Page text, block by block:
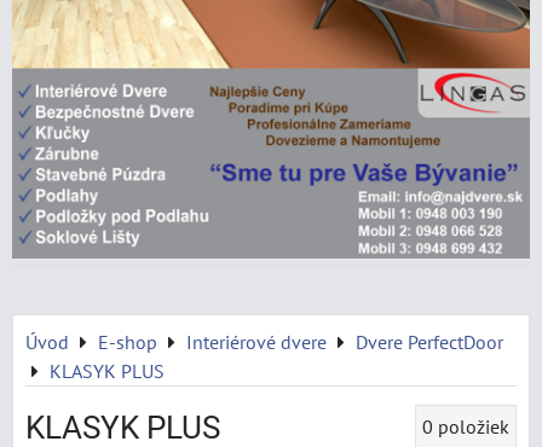
Úvod E-shop Interiérové dvere
Dvere PerfectDoor
KLASYK PLUS
KLASYK PLUS 0 položiek